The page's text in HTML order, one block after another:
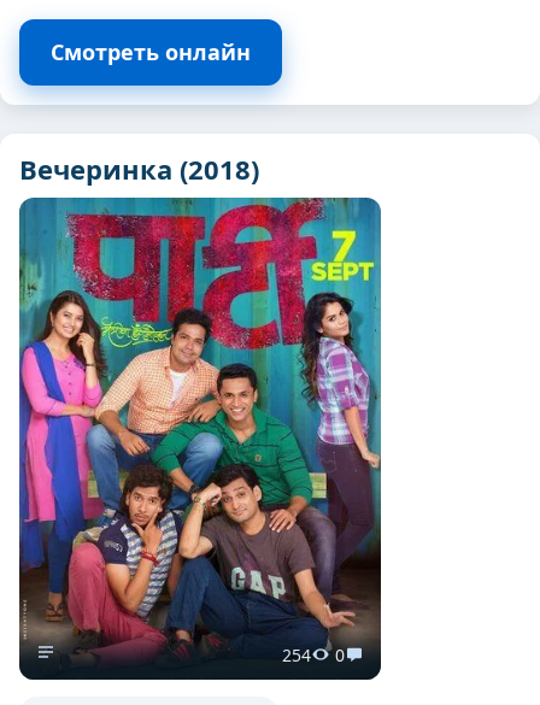
Смотреть онлайн
Вечеринка (2018)
254 0